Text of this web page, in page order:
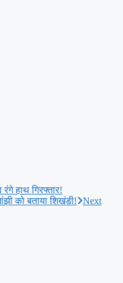
हाथ गिरफ्तार!
को बताया शिखंडी! Next